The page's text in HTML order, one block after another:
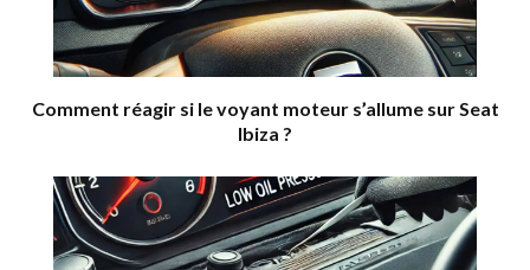
Comment réagir si le voyant moteur s’allume sur Seat
Ibiza ?